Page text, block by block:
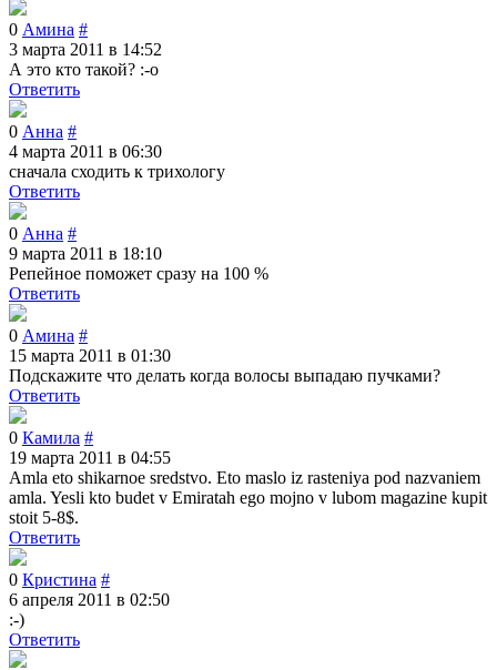
0 Амина #
3 марта 2011 в 14:52
А это кто такой? :-o
Ответить
0 Анна #
4 марта 2011 в 06:30
сначала сходить к трихологу
Ответить
0 Анна #
9 марта 2011 в 18:10
Репейное поможет сразу на 100 %
Ответить
0 Амина #
15 марта 2011 в 01:30
Подскажите что делать когда волосы выпадаю пучками?
Ответить
0 Камила #
19 марта 2011 в 04:55
Amla eto shikarnoe sredstvo. Eto maslo iz rasteniya pod nazvaniem
amla. Yesli kto budet v Emiratah ego mojno v lubom magazine kupit
stoit 5-8$.
Ответить
0 Кристина #
6 апреля 2011 в 02:50
:-)
Ответить